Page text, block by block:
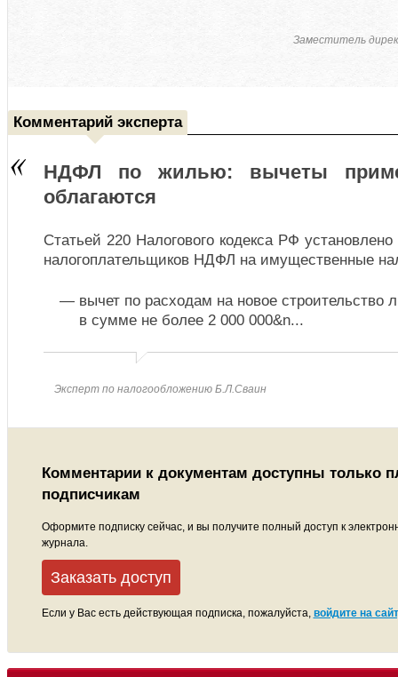
Заместитель
Комментарий эксперта
НДФЛ по жилью: вычеты
облагаются
Статьей 220 Налогового кодекса РФ
налогоплательщиков НДФЛ на имущественные
вычет по расходам на новое строительство
в сумме не более 2 000 000&n...
Эксперт по налогообложению Б.Л.Сваин
Комментарии к документам доступны только
подписчикам
Оформите подписку сейчас, и вы получите полный доступ к
журнала.
Заказать доступ
Если у Вас есть действующая подписка, пожалуйста, войдите на